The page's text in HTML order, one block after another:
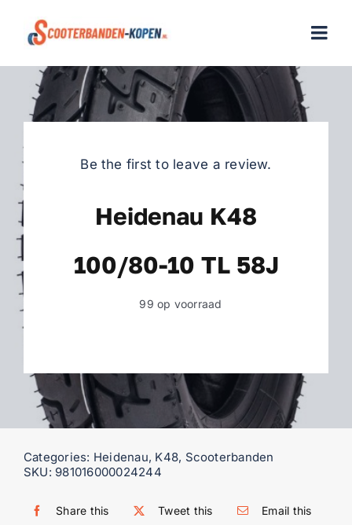
Home
WooCommerce My Account
WooCommerce Cart
Be the first to leave a review.
Heidenau K48
100/80-10 TL 58J
99 op voorraad
Categories: Heidenau, K48, Scooterbanden
SKU: 981016000024244
Share this Tweet this Email this